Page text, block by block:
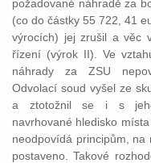
požadované náhradě za
(co do částky 55 722, 41
výrocích) jej zrušil a věc
řízení (výrok II). Ve
náhrady za ZSU
Odvolací soud vyšel ze
a ztotožnil se i s jeho
navrhované hledisko
neodpovídá principům, na
postaveno. Takové